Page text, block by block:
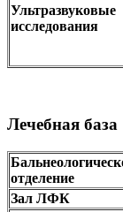
Ультразвуковые
исследования
Лечебная база
отделение
Зал ЛФК